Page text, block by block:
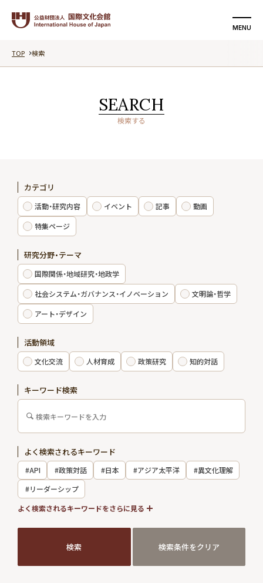
MENU
国際文化会館について
記事
動画
特集ページ
エキスパート
出版物・報告書
お知らせ
お問い合わせ
アクセス
会員制度
メルマガ登録
採用情報
TOP 検索
SEARCH
検索する
カテゴリ
活動・研究内容 イベント 記事
動画
特集ページ
研究分野・テーマ
国際関係・地域研究・地政学
社会システム・ガバナンス・イノベーション
文明論・哲学
アート・デザイン
活動領域
文化交流 人材育成 政策研究 知的対話
キーワード検索
よく検索されるキーワード
#API #政策対話 #日本 #アジア太平洋
#異文化理解
#リーダーシップ
#国際関係
よく検索されるキーワードをさらに見る
検索
検索条件をクリア